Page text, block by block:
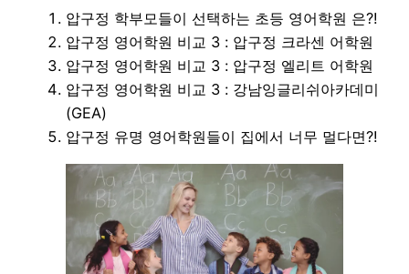
압구정 학부모들이 선택하는 초등 영어학원 은?!
압구정 영어학원 비교 3 : 압구정 크라센 어학원
압구정 영어학원 비교 3 : 압구정 엘리트 어학원
압구정 영어학원 비교 3 : 강남잉글리쉬아카데미
(GEA)
압구정 유명 영어학원들이 집에서 너무 멀다면?!